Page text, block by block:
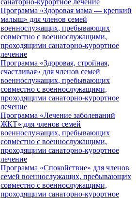
санаторно-курортное лечение
Программа «Здоровая мама — крепкий
малыш» для членов семей
военнослужащих, пребывающих
совместно с военнослужащими,
проходящими санаторно-курортное
лечение
Программа «Здоровая, стройная,
счастливая» для членов семей
военнослужащих, пребывающих
совместно с военнослужащими,
проходящими санаторно-курортное
лечение
Программа «Лечение заболеваний
ЖКТ» для членов семей
военнослужащих, пребывающих
совместно с военнослужащими,
проходящими санаторно-курортное
лечение
Программа «Спокойствие» для членов
семей военнослужащих, пребывающих
совместно с военнослужащими,
проходящими санаторно-курортное